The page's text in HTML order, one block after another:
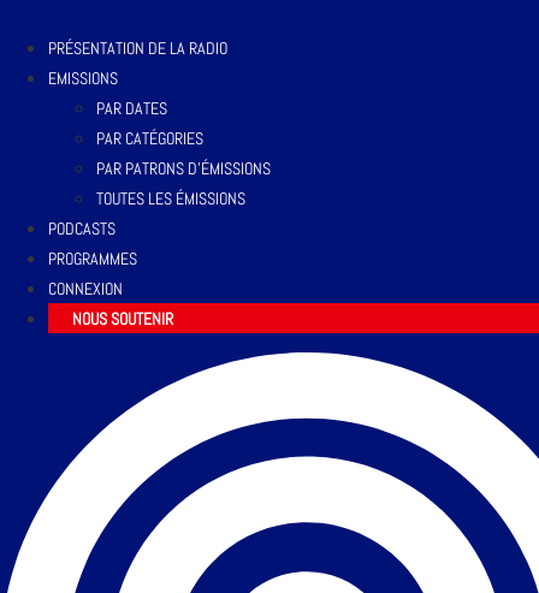
PRÉSENTATION DE LA RADIO
EMISSIONS
PAR DATES
PAR CATÉGORIES
PAR PATRONS D’ÉMISSIONS
TOUTES LES ÉMISSIONS
PODCASTS
PROGRAMMES
CONNEXION
NOUS SOUTENIR